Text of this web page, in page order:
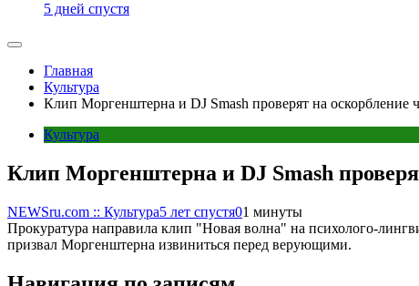
5 дней спустя
Главная
Культура
Клип Моргенштерна и DJ Smash проверят на оскорбление
Культура
Клип Моргенштерна и DJ Smash
NEWSru.com :: Культура5 лет спустя01 минуты
Прокуратура направила клип "Новая волна" на психолого-
призвал Моргенштерна извиниться перед верующими.